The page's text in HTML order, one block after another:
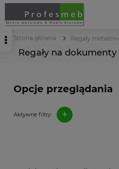
Strona główna Regały
Regały na dokumenty
Opcje przeglądania
Aktywne filtry: +